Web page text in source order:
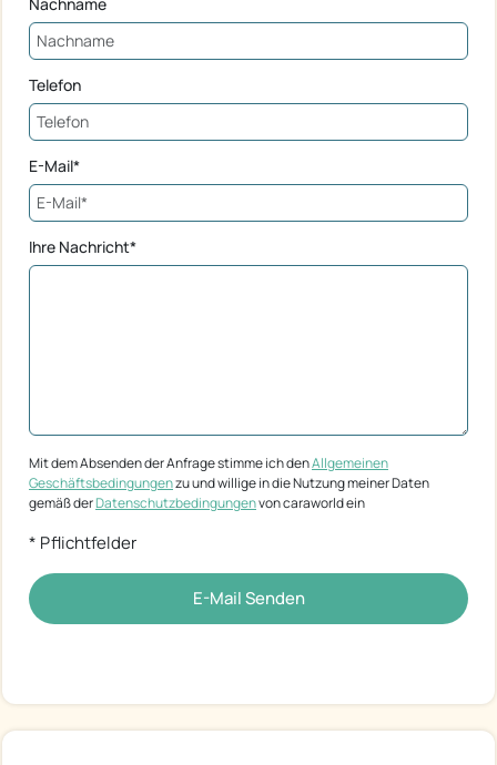
Telefon
E-Mail*
Ihre Nachricht*
Mit dem Absenden der Anfrage stimme ich denAllgemeinen
Geschäftsbedingungenzu und willige in die Nutzung meiner Daten
gemäß derDatenschutzbedingungenvon caraworld ein
* Pflichtfelder
E-Mail Senden